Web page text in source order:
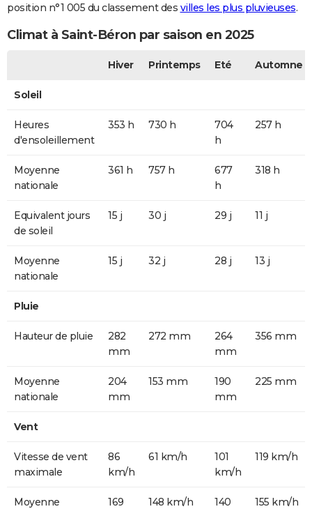
position n°1 005 du classement des villes les plus pluvieuses.
Climat à Saint-Béron par saison en 2025
Hiver Printemps Eté Automne
Soleil
Heures
d'ensoleillement
353 h 730 h
704
h
257 h
Moyenne
nationale
361 h 757 h
677
h
318 h
Equivalent jours
de soleil
15 j 30 j 29 j 11 j
Moyenne
nationale
15 j 32 j 28 j 13 j
Pluie
Hauteur de pluie
282
mm
272 mm
264
mm
356 mm
Moyenne
nationale
204
mm
153 mm
190
mm
225 mm
Vent
Vitesse de vent
maximale
86
km/h
61 km/h
101
km/h
119 km/h
Moyenne
169
148 km/h
140
155 km/h